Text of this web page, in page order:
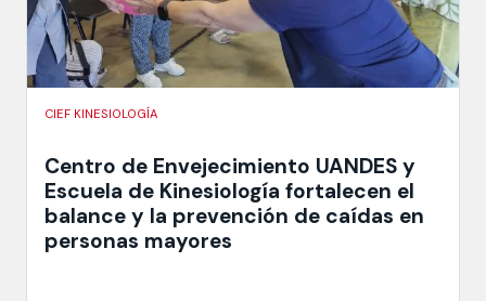
CIEF KINESIOLOGÍA
Centro de Envejecimiento UANDES y
Escuela de Kinesiología fortalecen el
balance y la prevención de caídas en
personas mayores